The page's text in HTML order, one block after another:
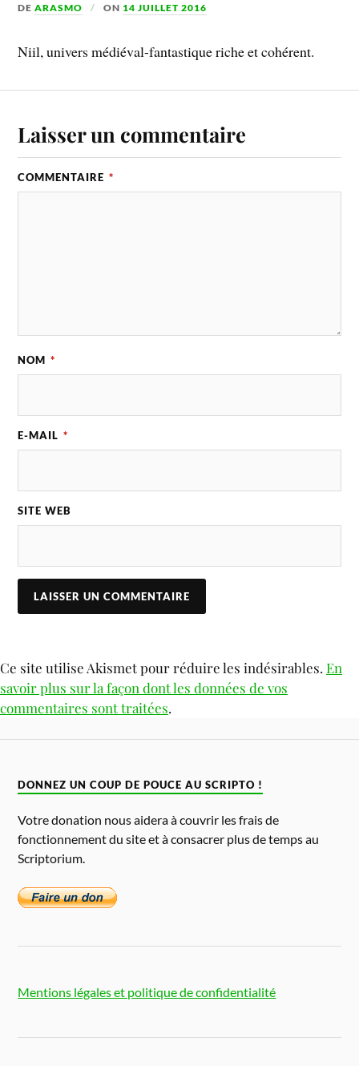
DEARASMO ON 14 JUILLET 2016
Niil, univers médiéval-fantastique riche et cohérent.
Laisser un commentaire
COMMENTAIRE *
NOM *
E-MAIL *
SITE WEB
Ce site utilise Akismet pour réduire les indésirables. En
savoir plus sur la façon dont les données de vos
commentaires sont traitées.
DONNEZ UN COUP DE POUCE AU SCRIPTO !
Votre donation nous aidera à couvrir les frais de
fonctionnement du site et à consacrer plus de temps au
Scriptorium.
Mentions légales et politique de confidentialité